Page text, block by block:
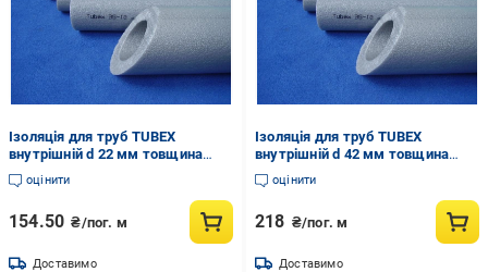
Ізоляція для труб TUBEX
внутрішній d 22 мм товщина
стінки 25 мм (838274123)
оцінити
154.50 ₴/пог. м
Доставимо
Ізоляція для труб TUBEX
внутрішній d 42 мм товщина
стінки 25 мм (838283256)
оцінити
218 ₴/пог. м
Доставимо